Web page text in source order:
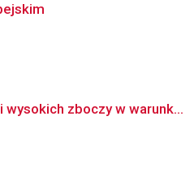
zboczy w warunk...